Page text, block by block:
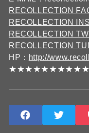
RECOLLECTION
RECOLLECTION
RECOLLECTION
RECOLLECTION
HP： http://